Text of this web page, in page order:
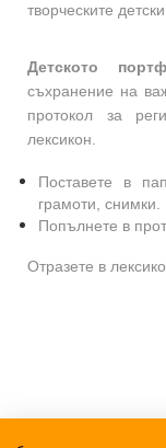
творческите
Детското
съхранение на
протокол за
лексикон.
Поставете в
грамоти, снимки.
Попълнете в
Отразете в